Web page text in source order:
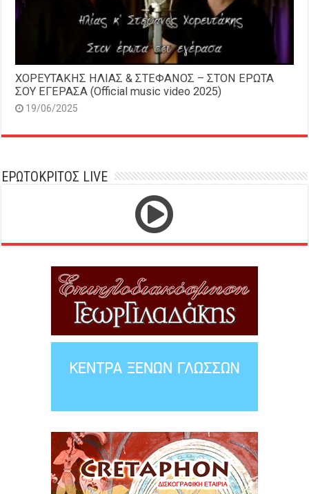
ΧΟΡΕΥΤΑΚΗΣ ΗΛΙΑΣ & ΣΤΕΦΑΝΟΣ – ΣΤΟΝ ΕΡΩΤΑ
ΣΟΥ ΕΓΕΡΑΣΑ (Official music video 2025)
19/06/2025
ΕΡΩΤΟΚΡΙΤΟΣ LIVE